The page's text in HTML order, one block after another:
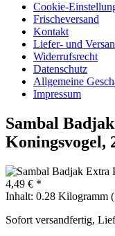
Cookie-
Frischeversand
Kontakt
Liefer- und
Widerrufsrecht
Datenschutz
Allgemeine
Impressum
Sambal
Koningsvogel,
4,49 € *
Inhalt: 0.28 Kilogramm
Sofort versandfertig,